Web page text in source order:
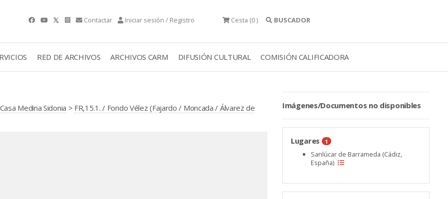
Contactar Iniciar sesión / Registro Cesta (0 ) BUSCADOR
RED DE ARCHIVOS ARCHIVOS CARM DIFUSIÓN CULTURAL COMISIÓN CALIFICADORA
Medina Sidonia > FR,15.1. / Fondo Vélez (Fajardo / Moncada / Álvarez de
Imágenes/Documentos no disponibles
Lugares 1
Sanlúcar de Barrameda (Cádiz,
España)